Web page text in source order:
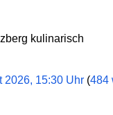
kulinarisch
2026, 15:30 Uhr (484